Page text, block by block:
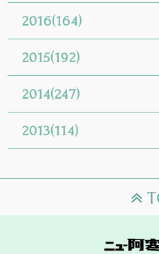
2016(164)
2015(192)
2014(247)
2013(114)